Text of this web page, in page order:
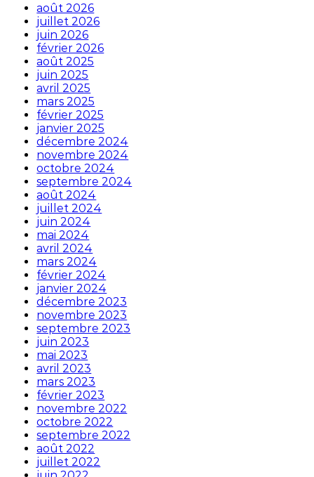
août 2026
juillet 2026
juin 2026
février 2026
août 2025
juin 2025
avril 2025
mars 2025
février 2025
janvier 2025
décembre 2024
novembre 2024
octobre 2024
septembre 2024
août 2024
juillet 2024
juin 2024
mai 2024
avril 2024
mars 2024
février 2024
janvier 2024
décembre 2023
novembre 2023
septembre 2023
juin 2023
mai 2023
avril 2023
mars 2023
février 2023
novembre 2022
octobre 2022
septembre 2022
août 2022
juillet 2022